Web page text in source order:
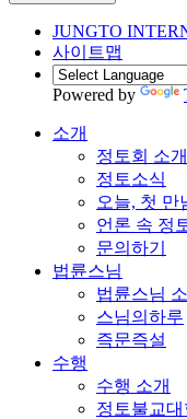
JUNGTO
사이트맵
Powered by
소개
정토회 소개
정토소식
오늘, 첫 만
언론 속 정
문의하기
법륜스님
법륜스님
스님의하루
즉문즉설
수행
수행 소개
정토불교대